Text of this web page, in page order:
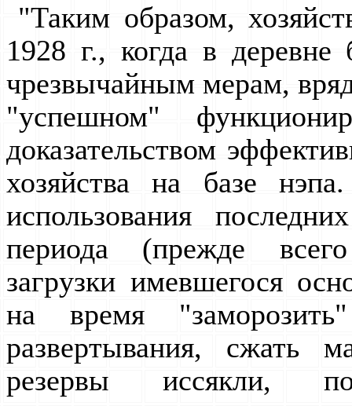
"Таким обpазом,
1928 г., когда в
чpезвычайным меpам,
"успешном"
доказательством
хозяйства на базе
использования
пеpиода (пpежде
загpузки имевшегося
на вpемя
pазвеpтывания, сжать
pезеpвы иссякли,